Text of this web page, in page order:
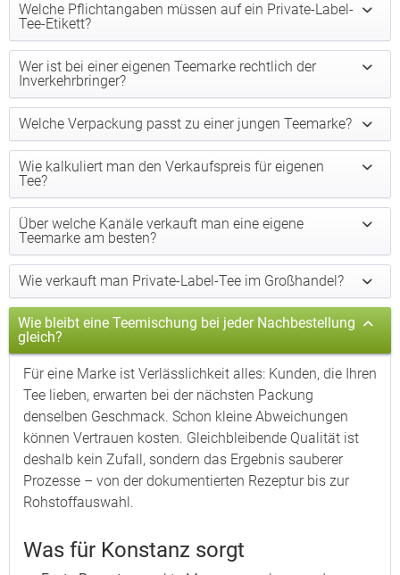
Welche Pflichtangaben müssen auf ein Private-Label-
Tee-Etikett?
Wer ist bei einer eigenen Teemarke rechtlich der
Inverkehrbringer?
Welche Verpackung passt zu einer jungen Teemarke?
Wie kalkuliert man den Verkaufspreis für eigenen
Tee?
Über welche Kanäle verkauft man eine eigene
Teemarke am besten?
Wie verkauft man Private-Label-Tee im Großhandel?
Wie bleibt eine Teemischung bei jeder Nachbestellung
gleich?
Für eine Marke ist Verlässlichkeit alles: Kunden, die Ihren
Tee lieben, erwarten bei der nächsten Packung
denselben Geschmack. Schon kleine Abweichungen
können Vertrauen kosten. Gleichbleibende Qualität ist
deshalb kein Zufall, sondern das Ergebnis sauberer
Prozesse – von der dokumentierten Rezeptur bis zur
Rohstoffauswahl.
Was für Konstanz sorgt